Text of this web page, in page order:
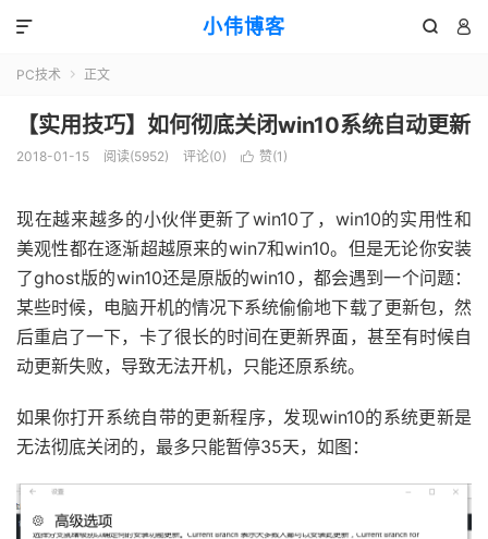
小伟博客  

PC技术  正文
【实用技巧】如何彻底关闭win10系统自动更新
2018-01-15 阅读(5952) 评论(0)  赞(1 )
现在越来越多的小伙伴更新了win10了，win10的实用性和
美观性都在逐渐超越原来的win7和win10。但是无论你安装
了ghost版的win10还是原版的win10，都会遇到一个问题：
某些时候，电脑开机的情况下系统偷偷地下载了更新包，然
后重启了一下，卡了很长的时间在更新界面，甚至有时候自
动更新失败，导致无法开机，只能还原系统。
如果你打开系统自带的更新程序，发现win10的系统更新是
无法彻底关闭的，最多只能暂停35天，如图：